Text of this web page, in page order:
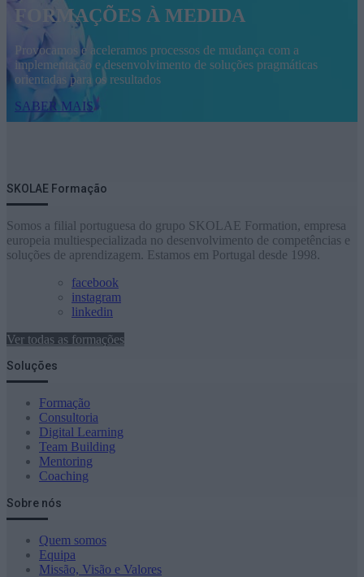
FORMAÇÕES À MEDIDA
Provocamos e aceleramos processos de mudança com a
implementação e desenvolvimento de soluções pragmáticas
orientadas para os resultados
SABER MAIS
SKOLAE Formação
Somos a filial portuguesa do grupo SKOLAE Formation, empresa
europeia multiespecializada no desenvolvimento de competências e
soluções de aprendizagem. Estamos em Portugal desde 1998.
facebook
instagram
linkedin
Ver todas as formações
Soluções
Formação
Consultoria
Digital Learning
Team Building
Mentoring
Coaching
Sobre nós
Quem somos
Equipa
Missão, Visão e Valores